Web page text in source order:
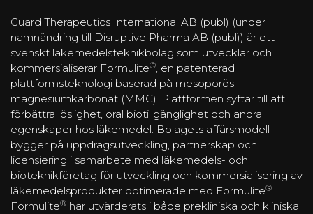
Guard Therapeutics International AB (publ) (under
namnändring till Disruptive Pharma AB (publ)) är ett
svenskt läkemedelsteknikbolag som utvecklar och
kommersialiserar Formulite®, en patenterad
plattformsteknologi baserad på mesoporös
magnesiumkarbonat (MMC). Plattformen syftar till att
förbättra löslighet, oral biotillgänglighet och andra
egenskaper hos läkemedel. Bolagets affärsmodell
bygger på uppdragsutveckling, partnerskap och
licensiering i samarbete med läkemedels- och
bioteknikföretag för utveckling och kommersialisering av
läkemedelsprodukter optimerade med Formulite®.
Formulite® har utvärderats i både prekliniska och kliniska